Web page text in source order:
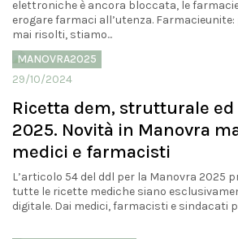
elettroniche è ancora bloccata, le
erogare farmaci all’utenza.
mai risolti, stiamo...
MANOVRA2025
29/10/2024
Ricetta dem, strutturale ed
2025. Novità in Manovra
medici e farmacisti
L’articolo 54 del ddl per la Manovra 2025
tutte le ricette mediche siano
digitale. Dai medici, farmacisti e sindacati